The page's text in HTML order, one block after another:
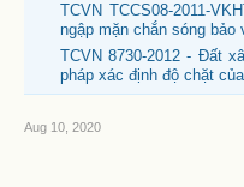
TCVN TCCS08-2011-
ngập mặn chắn sóng bảo
TCVN 8730-2012 - Đất
pháp xác định độ chặt
Aug 10, 2020